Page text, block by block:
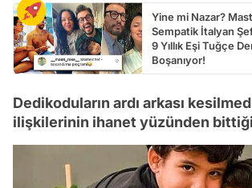
Yine mi Nazar?
Sempatik İtalyan
9 Yıllık Eşi Tuğçe
Boşanıyor!
Dedikoduların ardı arkası
ilişkilerinin ihanet yüzünden